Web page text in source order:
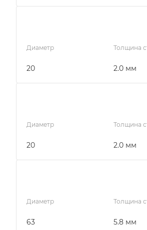
Диаметр
20
Толщина
2.0 мм
Диаметр
20
Толщина
2.0 мм
Диаметр
63
Толщина
5.8 мм